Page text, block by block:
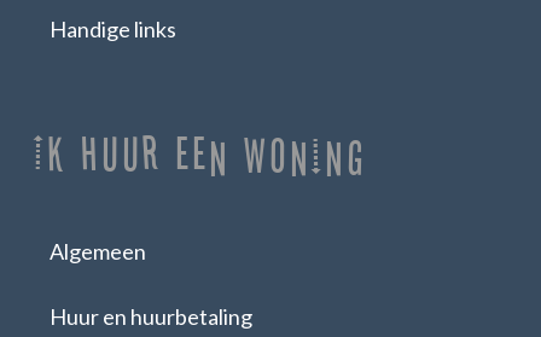
Handige links
Ik huur een woning
Algemeen
Huur en huurbetaling